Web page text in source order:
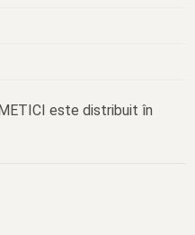
este distribuit în